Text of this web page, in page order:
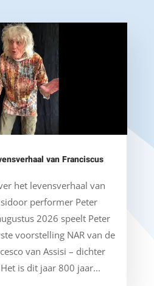
van Franciscus
het levensverhaal van
performer Peter
2026 speelt Peter
voorstelling NAR van de
van Assisi – dichter
is dit jaar 800 jaar...